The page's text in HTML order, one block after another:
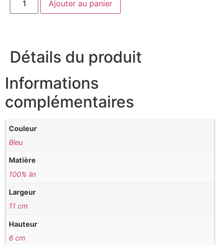
Ajouter au panier
Détails du produit
Informations
complémentaires
Couleur
Bleu
Matière
100% lin
Largeur
11 cm
Hauteur
6 cm